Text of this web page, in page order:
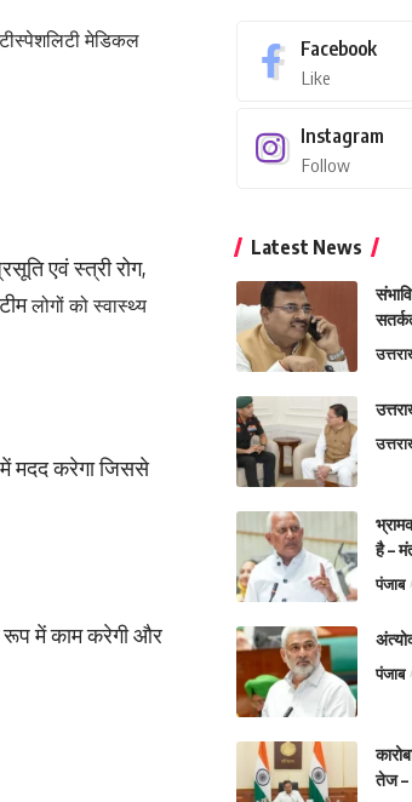
मेडिकल
एवं स्त्री रोग,
लोगों को स्वास्थ्य
में मदद करेगा जिससे
रूप में काम करेगी और
Facebook
Like
Instagram
Follow
Latest News
है –
पंजाब
पंजाब
तेज –